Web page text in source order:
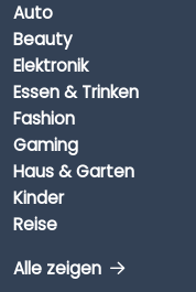
Auto
Beauty
Elektronik
Essen & Trinken
Fashion
Gaming
Haus & Garten
Kinder
Reise
Alle zeigen